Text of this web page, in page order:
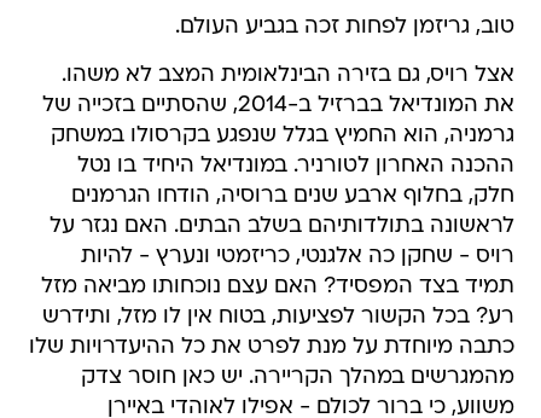
טוב, גריזמן לפחות זכה בגביע העולם.
אצל רויס, גם בזירה הבינלאומית המצב לא משהו.
את המונדיאל בברזיל ב-2014, שהסתיים בזכייה של
גרמניה, הוא החמיץ בגלל שנפגע בקרסולו במשחק
ההכנה האחרון לטורניר. במונדיאל היחיד בו נטל
חלק, בחלוף ארבע שנים ברוסיה, הודחו הגרמנים
לראשונה בתולדותיהם בשלב הבתים. האם נגזר על
רויס - שחקן כה אלגנטי, כריזמטי ונערץ - להיות
תמיד בצד המפסיד? האם עצם נוכחותו מביאה מזל
רע? בכל הקשור לפציעות, בטוח אין לו מזל, ותידרש
כתבה מיוחדת על מנת לפרט את כל ההיעדרויות שלו
מהמגרשים במהלך הקריירה. יש כאן חוסר צדק
משווע, כי ברור לכולם - אפילו לאוהדי באיירן